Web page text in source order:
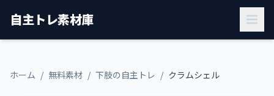
自主トレ素材庫
ホーム / 無料素材 / 下肢の自主トレ / クラムシェル